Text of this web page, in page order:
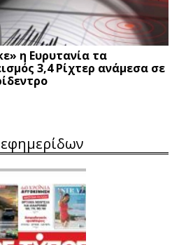
η Ευρυτανία τα
3,4 Ρίχτερ ανάμεσα σε